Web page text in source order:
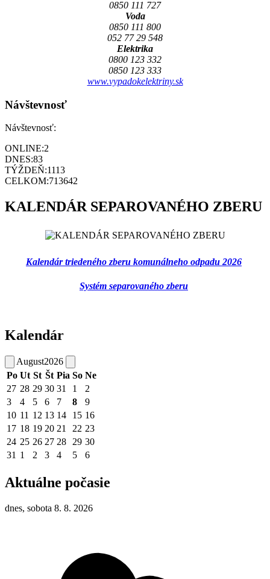
0850 111 727
Voda
0850 111 800
052 77 29 548
Elektrika
0800 123 332
0850 123 333
www.vypadokelektriny.sk
Návštevnosť
Návštevnosť:
ONLINE:2
DNES:83
TÝŽDEŇ:1113
CELKOM:713642
KALENDÁR SEPAROVANÉHO ZBERU
Kalendár triedeného zberu komunálneho odpadu 2026
Systém separovaného zberu
Kalendár
August2026
Po Ut St Št Pia So Ne
27 28 29 30 31 1
2
3
4 5 6 7 8
9
10 11 12 13 14 15 16
17 18 19 20 21 22 23
24 25 26 27 28 29 30
31 1 2 3 4 5 6
Aktuálne počasie
dnes, sobota 8. 8. 2026